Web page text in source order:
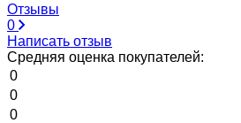
Отзывы
0
Написать отзыв
Средняя оценка покупателей:
0
0
0